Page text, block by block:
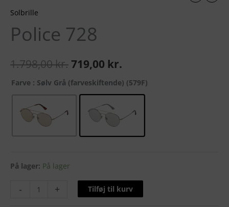
Solbrille
Police 728
1.798,00kr.719,00 kr.
Farve : Sølv Grå (farveskiftende) (579F)
På lager: På lager
- + Tilføj til kurv